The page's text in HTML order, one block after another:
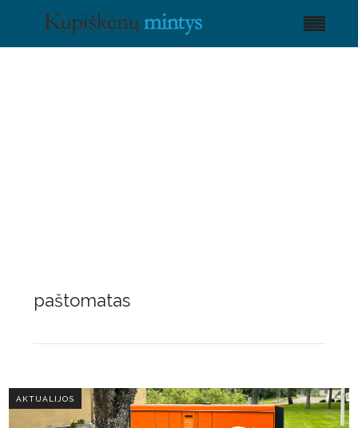
paštomatas
AKTUALIJOS